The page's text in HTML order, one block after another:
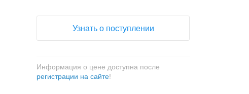
Узнать о поступлении
Информация о цене доступна после
регистрации на сайте!